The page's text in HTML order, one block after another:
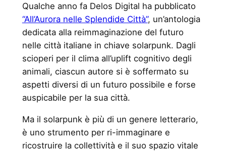
Qualche anno fa Delos Digital ha pubblicato
“All’Aurora nelle Splendide Città”, un’antologia
dedicata alla reimmaginazione del futuro
nelle città italiane in chiave solarpunk. Dagli
scioperi per il clima all’uplift cognitivo degli
animali, ciascun autore si è soffermato su
aspetti diversi di un futuro possibile e forse
auspicabile per la sua città.
Ma il solarpunk è più di un genere letterario,
è uno strumento per ri-immaginare e
ricostruire la collettività e il suo spazio vitale